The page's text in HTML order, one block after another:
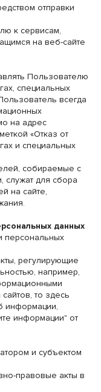
отправки
к сервисам,
на веб-сайте
Пользователю
специальных
всегда
на адрес
«Отказ от
и специальных
собираемые с
служат для сбора
на сайте,
данных
персональных
регулирующие
например,
то здесь
информации,
информации" от
и субъектом
правовые акты в